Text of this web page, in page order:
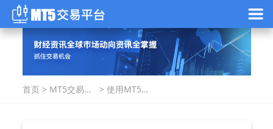
首页 > MT5交易指
> 使用MT5平